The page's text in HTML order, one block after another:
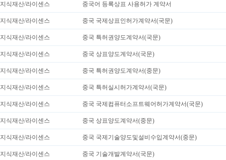
지식재산/라이센스 중국어 등록상표 사용허가 계약서
지식재산/라이센스 중국 국제상표인허가계약서(국문)
지식재산/라이센스 중국 특허권양도계약서(국문)
지식재산/라이센스 중국 상표양도계약서(국문)
지식재산/라이센스 중국 특허권양도계약서(중문)
지식재산/라이센스 중국 특허실시허가계약서(국문)
지식재산/라이센스 중국 국제컴퓨터소프트웨어허가계약서(국문)
지식재산/라이센스 중국 상표양도계약서(중문)
지식재산/라이센스 중국 국제기술양도및설비수입계약서(중문)
지식재산/라이센스 중국 기술개발계약서(국문)